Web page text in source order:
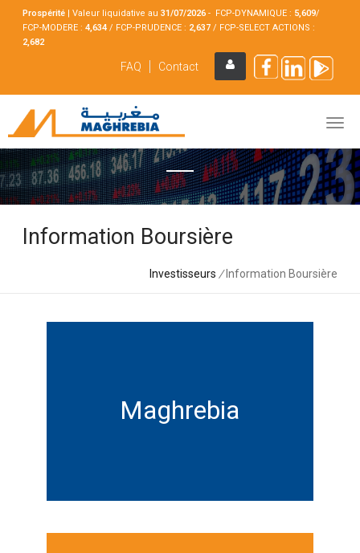
Prospérité | Valeur liquidative au31/07/2026 - FCP-DYNAMIQUE : 5,609/
FCP-MODERE :4,634/ FCP-PRUDENCE : 2,637 / FCP-SELECT ACTIONS :
2,682
FAQ Contact
Information Boursière
Investisseurs / Information Boursière
Maghrebia